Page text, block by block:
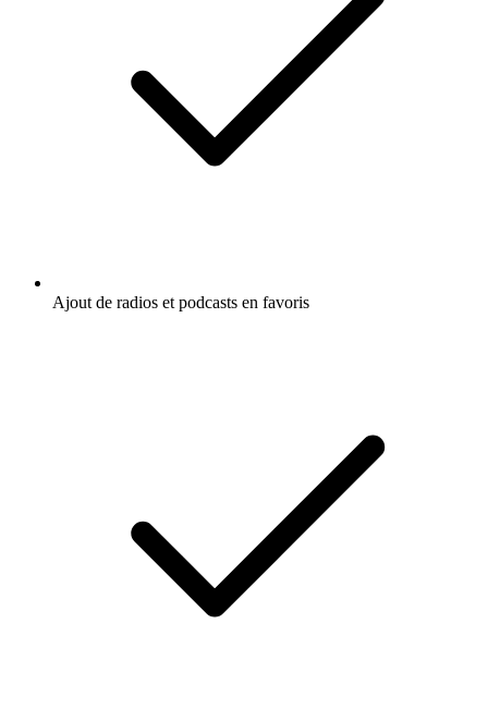
Ajout de radios et podcasts en favoris